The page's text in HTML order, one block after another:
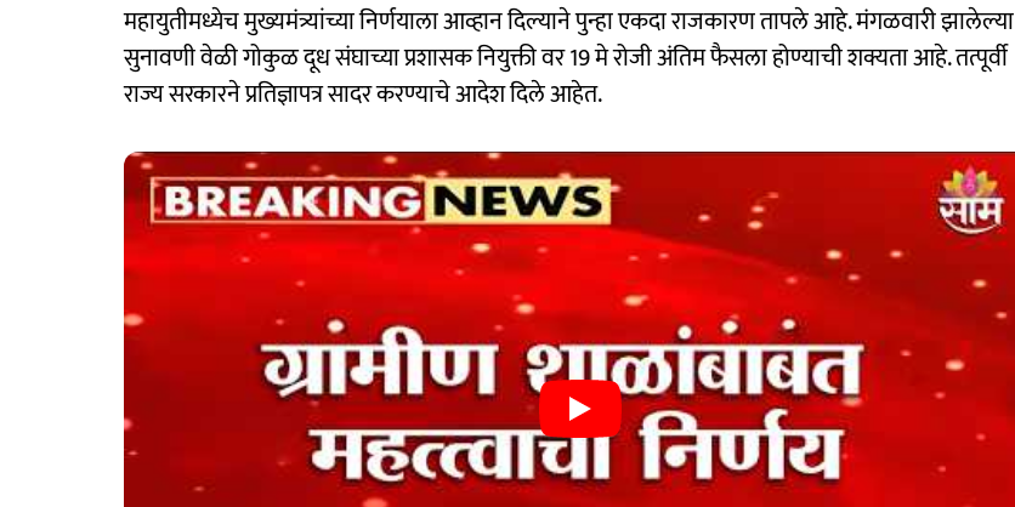
महायुतीमध्येच मुख्यमंत्र्यांच्या निर्णयाला आव्हान दिल्याने पुन्हा एकदा राजकारण तापले आहे. मंगळवारी झालेल्या
सुनावणी वेळी गोकुळ दूध संघाच्या प्रशासक नियुक्ती वर 19 मे रोजी अंतिम फैसला होण्याची शक्यता आहे. तत्पूर्वी
राज्य सरकारने प्रतिज्ञापत्र सादर करण्याचे आदेश दिले आहेत.